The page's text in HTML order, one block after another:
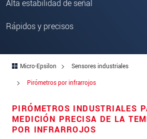
Alta estabilidad de señal
Rápidos y precisos
Micro-Epsilon
Sensores industriales
Pirómetros por infrarrojos
PIRÓMETROS INDUSTRIALES
MEDICIÓN PRECISA DE LA
POR INFRARROJOS
Zip code
Country*
Telephone
E-Mail*
Message*